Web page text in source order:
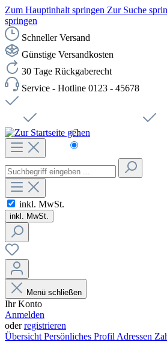
Zum Hauptinhalt springen Zur Suche
springen
Schneller Versand
Günstige Versandkosten
30 Tage Rückgaberecht
Service - Hotline 0123 - 45678
Čeština
inkl. MwSt.
inkl. MwSt.
Menü schließen
Ihr Konto
Anmelden
oderregistrieren
Übersicht Persönliches Profil Adressen